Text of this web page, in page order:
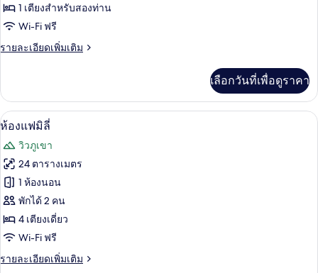
ดับเบิล1 เตียงสำหรับสองท่าน
Wi-Fi ฟรี
รายละเอียดเพิ่มเติม
ราย
เกี่ยว
กับ
ห้อง
เลือกวันที่เพื่อดูราคา
เปิด
ภาพถ่าย
ทั้งหมด
ของ
ห้อง
แฟ
มิ
ลี่
5
ห้องแฟมิลี่
วิวภูเขา
24 ตารางเมตร
1 ห้องนอน
พักได้ 2 คน
4 เตียงเดี่ยว
Wi-Fi ฟรี
รายละเอียดเพิ่มเติม
ราย